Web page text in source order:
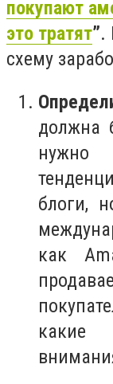
покупают
это тратят”.
схему
должна
нужно
блоги,
как
какие